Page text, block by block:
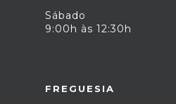
Sábado
9:00h às 12:30h
FREGUESIA